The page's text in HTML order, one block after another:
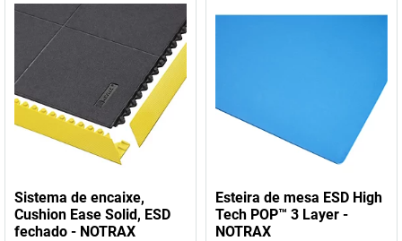
Sistema de encaixe,
Cushion Ease Solid, ESD
fechado - NOTRAX
Esteira de mesa ESD High
Tech POP™ 3 Layer -
NOTRAX